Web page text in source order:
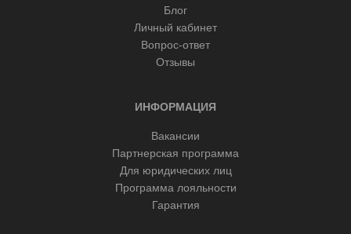
Блог
Личный кабинет
Вопрос-ответ
Отзывы
ИНФОРМАЦИЯ
Вакансии
Партнерская программа
Для юридических лиц
Программа лояльности
Гарантия